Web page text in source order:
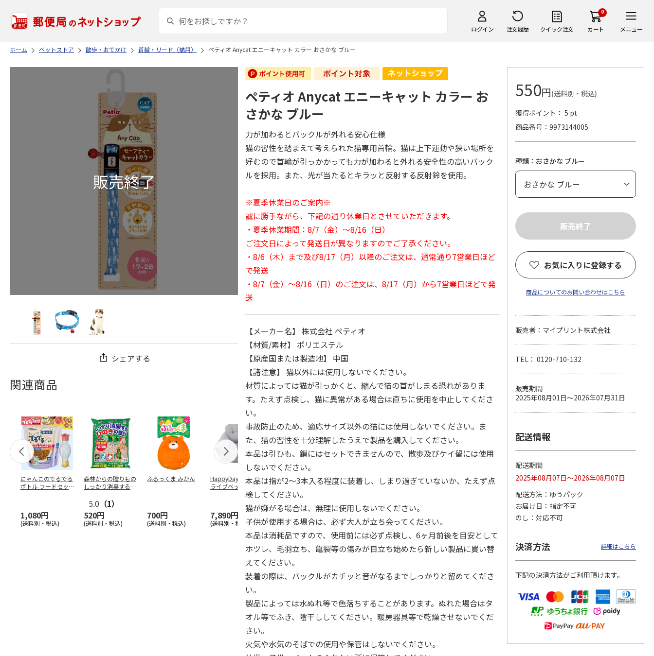
ログイン 注文履歴 クイック注文
0
カート メニュー
ホーム ペットストア 散歩・おでかけ 首輪・リード（猫用） ペティオ Anycat エニーキャット カラー おさかな ブルー
シェアする
関連商品
にゃんこのでるでる
ボトル フードセッ
1,080円
(送料別・税込)
森林からの贈りもの
しっかり消臭するひ
5.0 （1）
520円
(送料別・税込)
ふるっくま みかん
700円
(送料別・税込)
HappyDays 2wayド
ライブベッド グレ
7,890円
(送料別・税込)
獣医師開発 ニオイ
をとる砂専用 猫ト
イレ ナチュラルグ
1,550円
(送料別・税込)
デオトイレ 飛び散
らない消臭・抗菌サ
1,320円
(送料別・税込)
無添加良品 カムカ
ムデンタルコーン
470円
(送料別・税込)
銀のスプーン パウ
チ 健康に育つ子ね
ペット線香 虹のか
ローラルの香り
590円
(送料別・税込)
CIAO 香り立つクラ
ペティオ Anycat エニーキャット カラー お
さかな ブルー
力が加わるとバックルが外れる安心仕様
猫の習性を踏まえて考えられた猫専用首輪。猫は上下運動や狭い場所を
好むので首輪が引っかかっても力が加わると外れる安全性の高いバック
ルを採用。また、光が当たるとキラッと反射する反射鈴を使用。
※夏季休業日のご案内※
誠に勝手ながら、下記の通り休業日とさせていただきます。
・夏季休業期間：8/7（金）～8/16（日）
ご注文日によって発送日が異なりますのでご了承ください。
・8/6（木）まで及び8/17（月）以降のご注文は、通常通り7営業日ほど
で発送
・8/7（金）～8/16（日）のご注文は、8/17（月）から7営業日ほどで発
送
【メーカー名】 株式会社 ペティオ
【材質/素材】 ポリエステル
【原産国または製造地】 中国
【諸注意】 猫以外には使用しないでください。
材質によっては猫が引っかくと、縮んで猫の首がしまる恐れがありま
す。たえず点検し、猫に異常がある場合は直ちに使用を中止してくださ
い。
事故防止のため、適応サイズ以外の猫には使用しないでください。ま
た、猫の習性を十分理解したうえで製品を購入してください。
本品は引ひも、鎖にはセットできませんので、散歩及びケイ留には使用
しないでください。
本品は指が2～3本入る程度に装着し、しまり過ぎていないか、たえず点
検してください。
猫が嫌がる場合は、無理に使用しないでください。
子供が使用する場合は、必ず大人が立ち会ってください。
本品は消耗品ですので、使用前には必ず点検し、6ヶ月前後を目安として
ホツレ、毛羽立ち、亀裂等の傷みが目立ち始めたら新しい製品に買い替
えてください。
装着の際は、バックルがカチッと音がなるまでしっかりと留めてくださ
い。
製品によっては水ぬれ等で色落ちすることがあります。ぬれた場合はタ
オル等でふき、陰干ししてください。暖房器具等で乾燥させないでくだ
さい。
火気や水気のそばでの使用や保管はしないでください。
550円(送料別・税込)
獲得ポイント： 5 pt
商品番号
9973144005
種類：おさかな ブルー
お気に入りに登録する
商品についてのお問い合わせはこちら
販売者：マイプリント株式会社
TEL： 0120-710-132
販売期間
2025年08月01日～2026年07月31日
配送情報
配送期間
2025年08月07日～2026年08月07日
配送方法
ゆうパック
お届け日
指定不可
のし
対応不可
決済方法 詳細はこちら
下記の決済方法がご利用頂けます。